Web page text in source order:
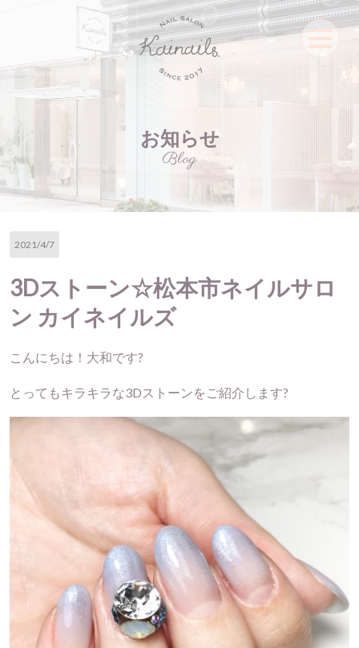
お知らせ
Blog
2021/4/7
3Dストーン☆松本市ネイルサロ
ン カイネイルズ
こんにちは！大和です?
とってもキラキラな3Dストーンをご紹介します?